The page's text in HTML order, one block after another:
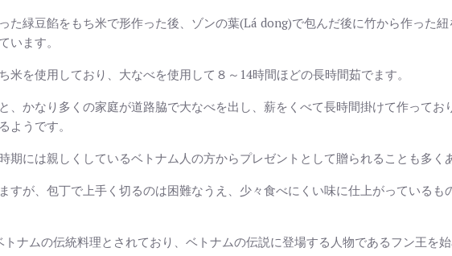
た緑豆餡をもち米で形作った後、ゾンの葉(Lá dong)で包んだ後に竹から作った
います。
米を使用しており、大なべを使用して８～14時間ほどの長時間茹でます。
、かなり多くの家庭が道路脇で大なべを出し、薪をくべて長時間掛けて作って
ようです。
期には親しくしているベトナム人の方からプレゼントとして贈られることも多く
すが、包丁で上手く切るのは困難なうえ、少々食べにくい味に仕上がっている
トナムの伝統料理とされており、ベトナムの伝説に登場する人物であるフン王を